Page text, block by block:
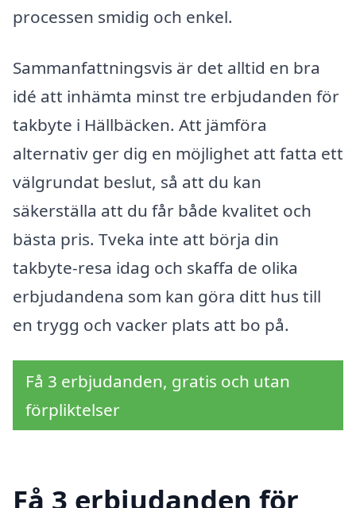
processen smidig och enkel.
Sammanfattningsvis är det alltid en bra
idé att inhämta minst tre erbjudanden för
takbyte i Hällbäcken. Att jämföra
alternativ ger dig en möjlighet att fatta ett
välgrundat beslut, så att du kan
säkerställa att du får både kvalitet och
bästa pris. Tveka inte att börja din
takbyte-resa idag och skaffa de olika
erbjudandena som kan göra ditt hus till
en trygg och vacker plats att bo på.
Få 3 erbjudanden, gratis och utan
förpliktelser
Få 3 erbjudanden för